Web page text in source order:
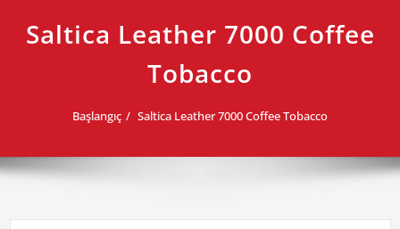
Saltica Leather 7000 Coffee
Tobacco
Başlangıç Saltica Leather 7000 Coffee Tobacco